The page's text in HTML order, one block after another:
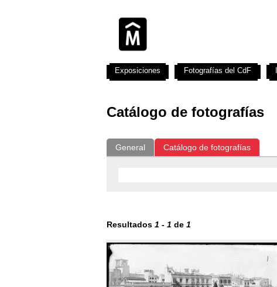
Catálogo de fotografías
General Catálogo de fotografías
Resultados 1 - 1 de 1
Exposiciones Fotografías del CdF